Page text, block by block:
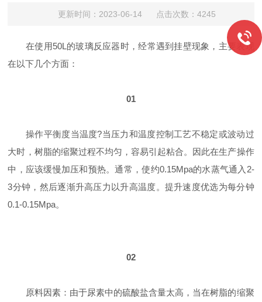
更新时间：2023-06-14 点击次数：4245
在使用50L的玻璃反应器时，经常遇到挂壁现象，主要表现
在以下几个方面：
01
操作平衡度当温度?当压力和温度控制工艺不稳定或波动过
大时，树脂的缩聚过程不均匀，容易引起粘合。因此在生产操作
中，应该缓慢加压和预热。通常，使约0.15Mpa的水蒸气通入2-
3分钟，然后逐渐升高压力以升高温度。提升速度优选为每分钟
0.1-0.15Mpa。
02
原料因素：由于尿素中的硫酸盐含量太高，当在树脂的缩聚